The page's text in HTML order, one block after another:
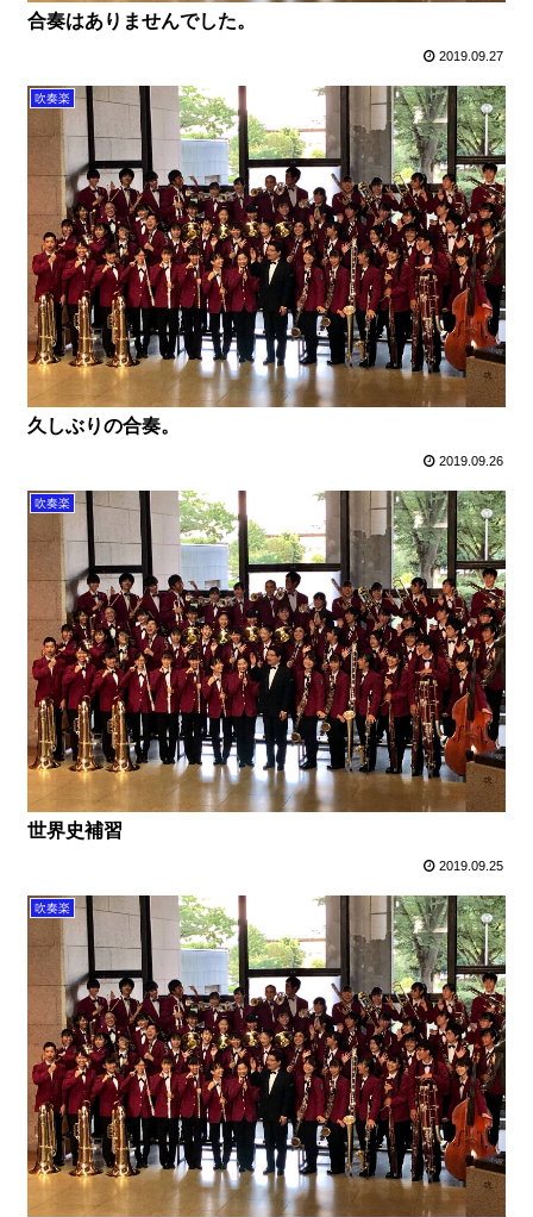
合奏はありませんでした。
2019.09.27
吹奏楽
久しぶりの合奏。
2019.09.26
吹奏楽
世界史補習
2019.09.25
吹奏楽